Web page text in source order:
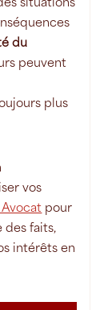
du
peuvent
plus
vos
pour
des faits,
intérêts en